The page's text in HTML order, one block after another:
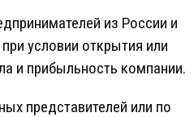
из России и
условии открытия или
и прибыльность компании.
представителей или по